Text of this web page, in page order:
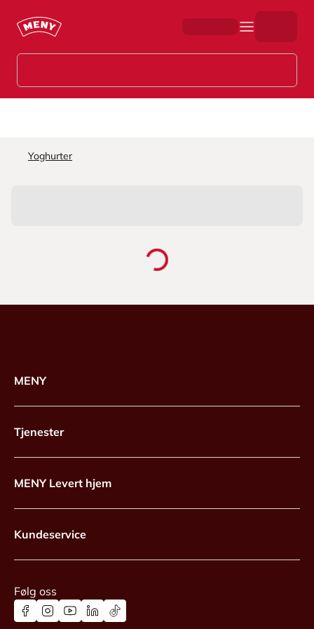
Yoghurter
MENY
Tjenester
MENY Levert hjem
Kundeservice
Følg oss